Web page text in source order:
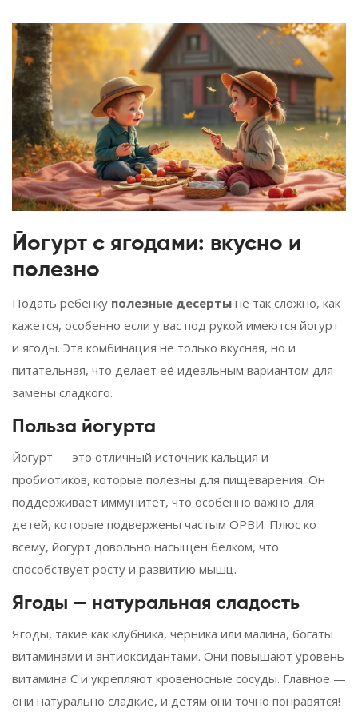
Йогурт с ягодами: вкусно и
полезно
Подать ребёнку полезные десерты не так сложно, как
кажется, особенно если у вас под рукой имеются йогурт
и ягоды. Эта комбинация не только вкусная, но и
питательная, что делает её идеальным вариантом для
замены сладкого.
Польза йогурта
Йогурт — это отличный источник кальция и
пробиотиков, которые полезны для пищеварения. Он
поддерживает иммунитет, что особенно важно для
детей, которые подвержены частым ОРВИ. Плюс ко
всему, йогурт довольно насыщен белком, что
способствует росту и развитию мышц.
Ягоды — натуральная сладость
Ягоды, такие как клубника, черника или малина, богаты
витаминами и антиоксидантами. Они повышают уровень
витамина C и укрепляют кровеносные сосуды. Главное —
они натурально сладкие, и детям они точно понравятся!